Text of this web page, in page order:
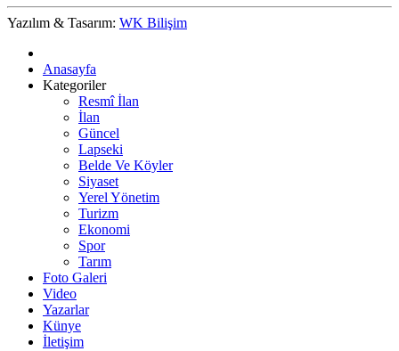
Yazılım & Tasarım: WK Bilişim
Anasayfa
Kategoriler
Resmî İlan
İlan
Güncel
Lapseki
Belde Ve Köyler
Siyaset
Yerel Yönetim
Turizm
Ekonomi
Spor
Tarım
Foto Galeri
Video
Yazarlar
Künye
İletişim